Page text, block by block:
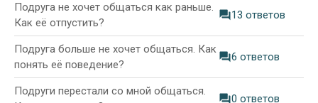
Подруга не хочет общаться как раньше.
Как её отпустить?
13 ответов
Подруга больше не хочет общаться. Как
понять её поведение?
6 ответов
Подруги перестали со мной общаться.
0 ответов